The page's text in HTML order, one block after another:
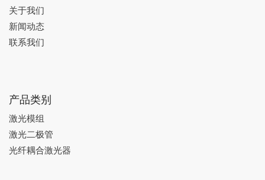
关于我们
新闻动态
联系我们
产品类别
激光模组
激光二极管
光纤耦合激光器